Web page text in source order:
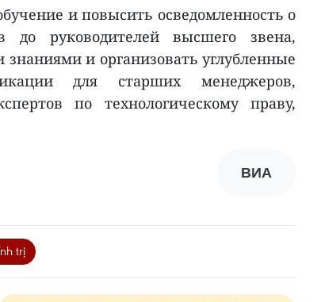
и повысить осведомленность о
до руководителей высшего звена,
и организовать углубленные
для старших менеджеров,
по технологическому праву,
ВИА
trị